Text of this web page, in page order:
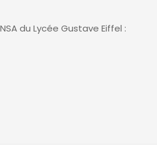
du Lycée Gustave Eiffel :